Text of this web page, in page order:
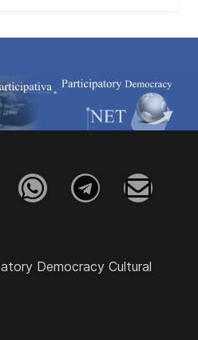
Democracy Cultural